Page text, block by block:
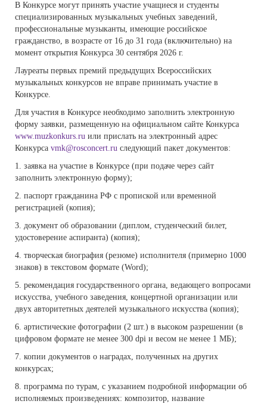
В Конкурсе могут принять участие учащиеся и студенты
специализированных музыкальных учебных заведений,
профессиональные музыканты, имеющие российское
гражданство, в возрасте от 16 до 31 года (включительно) на
момент открытия Конкурса 30 сентября 2026 г.
Лауреаты первых премий предыдущих Всероссийских
музыкальных конкурсов не вправе принимать участие в
Конкурсе.
Для участия в Конкурсе необходимо заполнить электронную
форму заявки, размещенную на официальном сайте Конкурса
www.muzkonkurs.ru или прислать на электронный адрес
Конкурса vmk@rosconcert.ru следующий пакет документов:
1. заявка на участие в Конкурсе (при подаче через сайт
заполнить электронную форму);
2. паспорт гражданина РФ с пропиской или временной
регистрацией (копия);
3. документ об образовании (диплом, студенческий билет,
удостоверение аспиранта) (копия);
4. творческая биография (резюме) исполнителя (примерно 1000
знаков) в текстовом формате (Word);
5. рекомендация государственного органа, ведающего вопросами
искусства, учебного заведения, концертной организации или
двух авторитетных деятелей музыкального искусства (копия);
6. артистические фотографии (2 шт.) в высоком разрешении (в
цифровом формате не менее 300 dpi и весом не менее 1 МБ);
7. копии документов о наградах, полученных на других
конкурсах;
8. программа по турам, с указанием подробной информации об
исполняемых произведениях: композитор, название